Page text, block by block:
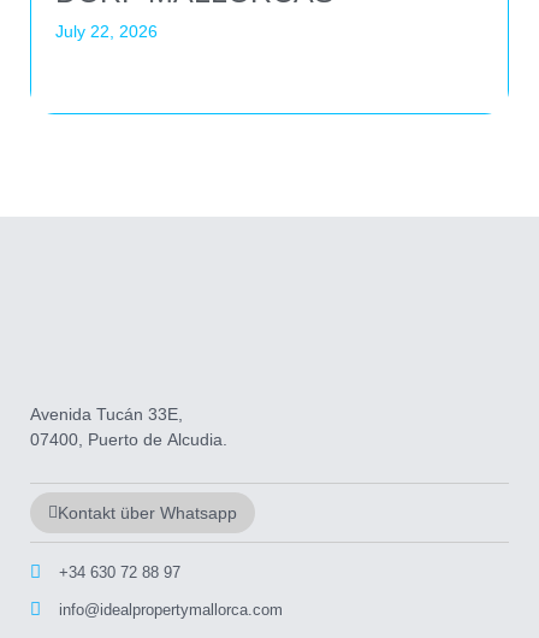
July 22, 2026
Avenida Tucán 33E,
07400, Puerto de Alcudia.
Kontakt über Whatsapp
+34 630 72 88 97
info@idealpropertymallorca.com